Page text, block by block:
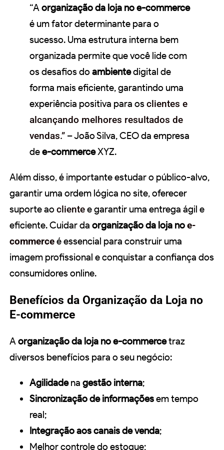
“Aorganização da loja no e-commerce
é um fator determinante para o
sucesso. Uma estrutura interna bem
organizada permite que você lide com
os desafios do ambientedigital de
forma mais eficiente, garantindo uma
experiência positiva para osclientes e
alcançando melhores resultados de
vendas.” – João Silva, CEO da empresa
dee-commerceXYZ.
Além disso, é importante estudar o público-alvo,
garantir uma ordem lógica no site, oferecer
suporte ao clientee garantir uma entrega ágil e
eficiente. Cuidar da organização da loja noe-
commerceé essencial para construir uma
imagem profissional e conquistar a confiança dos
consumidores online.
Benefícios da Organização da Loja no
E-commerce
Aorganização da loja no e-commercetraz
diversos benefícios para o seu negócio:
Agilidadena gestão interna;
Sincronização de informaçõesem tempo
real;
Integração aos canais de venda;
Melhor controle do estoque;